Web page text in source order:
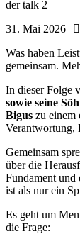
31. Mai 2026
Was haben
gemeinsam.
In dieser Folge
sowie seine
Bigus zu einem
Verantwortung,
Gemeinsam
über die
Fundament
ist als nur ein
Es geht um
die Frage: